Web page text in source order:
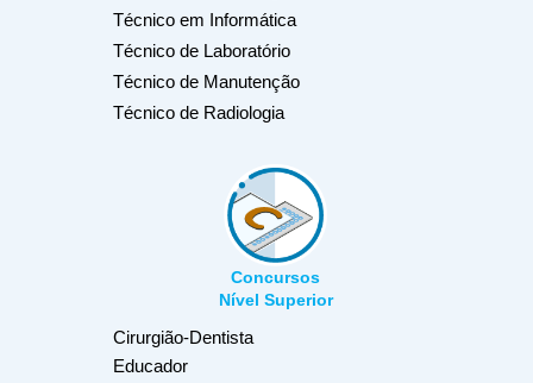
Técnico em Informática
Técnico de Laboratório
Técnico de Manutenção
Técnico de Radiologia
Concursos
Nível Superior
Cirurgião-Dentista
Educador